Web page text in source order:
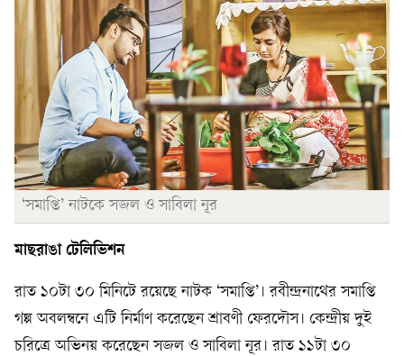
‘সমাপ্তি’ নাটকে সজল ও সাবিলা নূর
মাছরাঙা টেলিভিশন
রাত ১০টা ৩০ মিনিটে রয়েছে নাটক ‘সমাপ্তি’। রবীন্দ্রনাথের সমাপ্তি
গল্প অবলম্বনে এটি নির্মাণ করেছেন শ্রাবণী ফেরদৌস। কেন্দ্রীয় দুই
চরিত্রে অভিনয় করেছেন সজল ও সাবিলা নূর। রাত ১১টা ৩০